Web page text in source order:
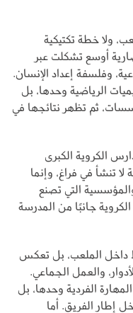
ولا خطة تكتيكية
أوسع تشكلت عبر
وفلسفة إعداد الإنسان.
الرياضية وحدها، بل
ثم تظهر نتائجها في
الكروية الكبرى
تنشأ في فراغ، وإنما
والمؤسسية التي تصنع
جانبًا من المدرسة
داخل الملعب، بل تعكس
والعمل الجماعي.
الفردية وحدها، بل
إطار الفريق. أما